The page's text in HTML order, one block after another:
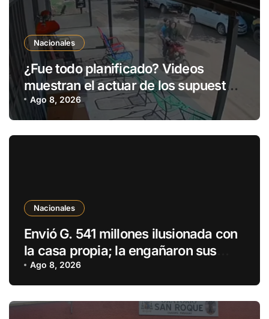
Nacionales
¿Fue todo planificado? Videos
muestran el actuar de los supuestos
autores del atroz crimen de Roselin
Ago 8, 2026
Nacionales
Envió G. 541 millones ilusionada con
la casa propia; la engañaron sus
parientes
Ago 8, 2026